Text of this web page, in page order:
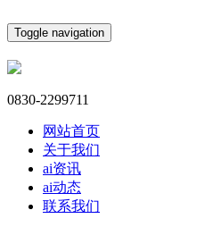
Toggle navigation
0830-2299711
网站首页
关于我们
ai资讯
ai动态
联系我们